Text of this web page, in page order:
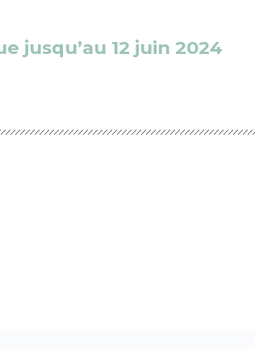
jusqu’au 12 juin 2024